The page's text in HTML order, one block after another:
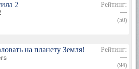
2
Рейтинг:
—
(50)
на планету Земля!
Рейтинг:
—
(94)